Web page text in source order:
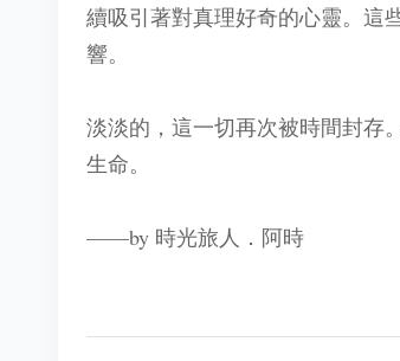
續吸引著對真理好奇的心靈。這
響。
淡淡的，這一切再次被時間封存
生命。
​——by 時光旅人．阿時